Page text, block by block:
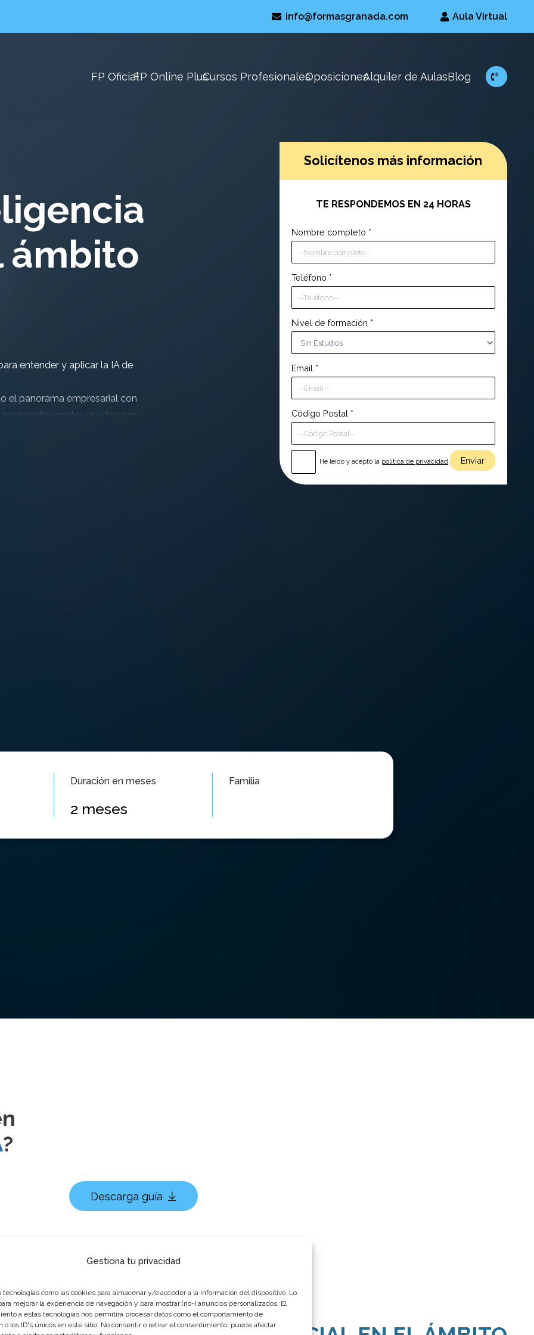
Gestiona tu privacidad
como las cookies para almacenar y/o acceder a la información del dispositivo. Lo
mejorar la experiencia de navegación y para mostrar (no-) anuncios personalizados. El
a estas tecnologías nos permitirá procesar datos como el comportamiento de
o los ID's únicos en este sitio. No consentir o retirar el consentimiento, puede afectar
info@formasgranada.com Aula Virtual
FP OficialFP Online PlusCursos ProfesionalesOposicionesAlquiler de AulasBlog
ámbito
entender y aplicar la IA de
el panorama empresarial con
profesionales que buscan
Solicítenos más información
TE RESPONDEMOS EN 24 HORAS
Nombre completo *
Teléfono *
Nivel de formación *
Email *
Código Postal *
He leído y acepto la política de privacidad.
Duración en meses
2 meses
Familia
?
Descarga guía